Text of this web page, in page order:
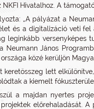
Hivatalhoz. A
„A pályázat a
és a digitalizáció veti
leginkább versenyképes
János
közé kerüljön
lett
a kiemelt
a majdan nyertes
előrehaladását.